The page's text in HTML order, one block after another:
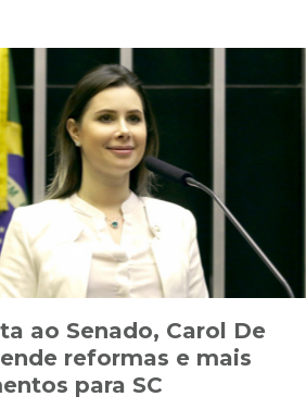
ao Senado, Carol De
reformas e mais
para SC